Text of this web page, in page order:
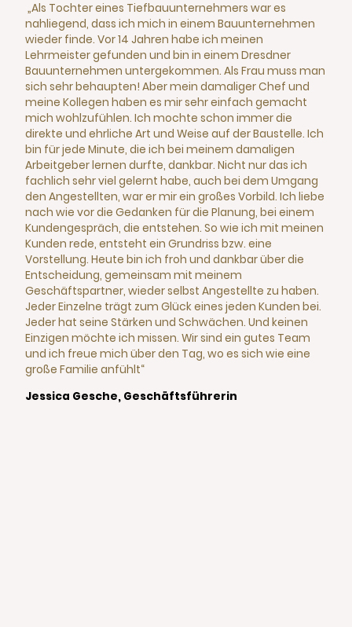
„Als Tochter eines Tiefbauunternehmers war es
nahliegend, dass ich mich in einem Bauunternehmen
wieder finde. Vor 14 Jahren habe ich meinen
Lehrmeister gefunden und bin in einem Dresdner
Bauunternehmen untergekommen. Als Frau muss man
sich sehr behaupten! Aber mein damaliger Chef und
meine Kollegen haben es mir sehr einfach gemacht
mich wohlzufühlen. Ich mochte schon immer die
direkte und ehrliche Art und Weise auf der Baustelle. Ich
bin für jede Minute, die ich bei meinem damaligen
Arbeitgeber lernen durfte, dankbar. Nicht nur das ich
fachlich sehr viel gelernt habe, auch bei dem Umgang
den Angestellten, war er mir ein großes Vorbild. Ich liebe
nach wie vor die Gedanken für die Planung, bei einem
Kundengespräch, die entstehen. So wie ich mit meinen
Kunden rede, entsteht ein Grundriss bzw. eine
Vorstellung. Heute bin ich froh und dankbar über die
Entscheidung, gemeinsam mit meinem
Geschäftspartner, wieder selbst Angestellte zu haben.
Jeder Einzelne trägt zum Glück eines jeden Kunden bei.
Jeder hat seine Stärken und Schwächen. Und keinen
Einzigen möchte ich missen. Wir sind ein gutes Team
und ich freue mich über den Tag, wo es sich wie eine
große Familie anfühlt“
Jessica Gesche, Geschäftsführerin